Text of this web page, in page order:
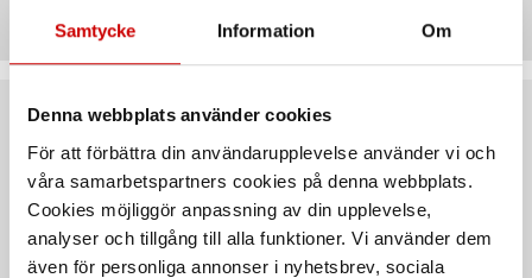
Samtycke Information Om
Denna webbplats använder cookies
För att förbättra din användarupplevelse använder vi och
våra samarbetspartners cookies på denna webbplats.
Cookies möjliggör anpassning av din upplevelse,
analyser och tillgång till alla funktioner. Vi använder dem
även för personliga annonser i nyhetsbrev, sociala